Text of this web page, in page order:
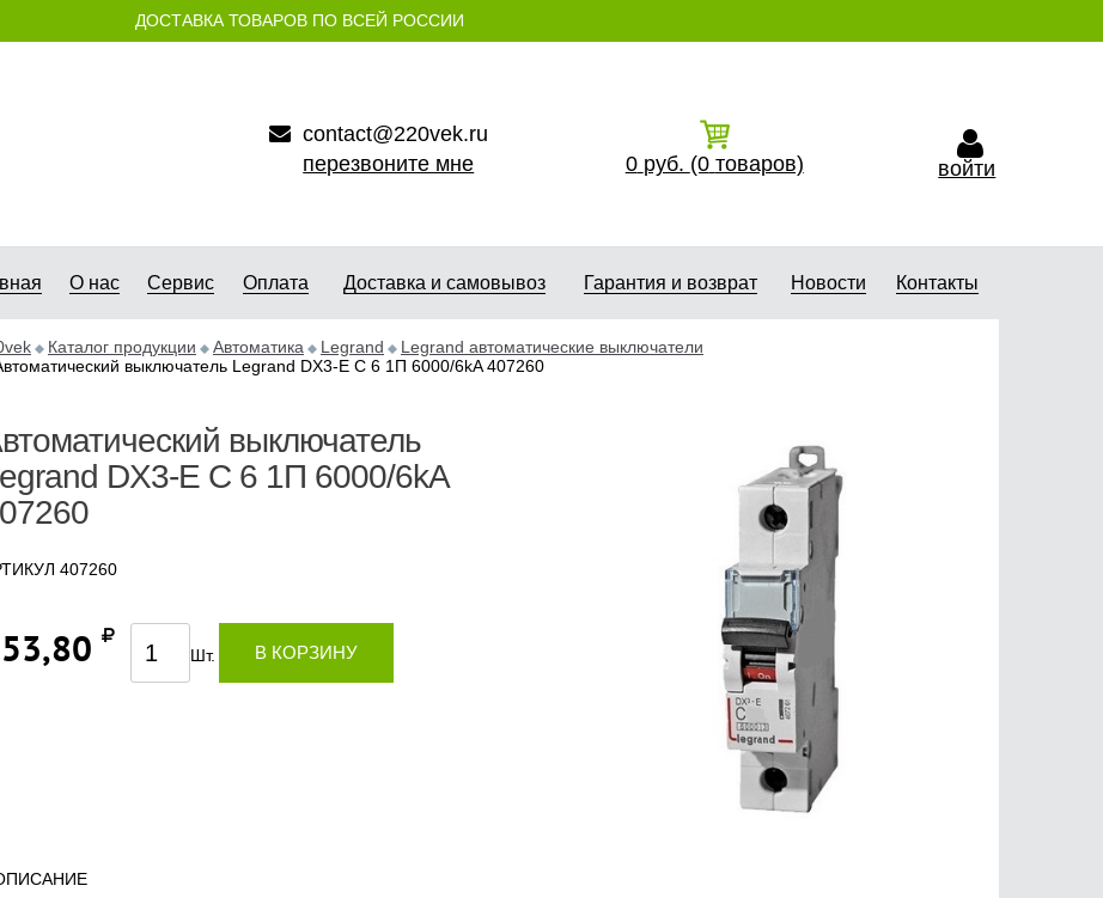
ДОСТАВКА ТОВАРОВ ПО ВСЕЙ РОССИИ
contact@220vek.ru
перезвоните мне
0 руб. (0 товаров) войти
О нас Сервис Оплата Доставка и самовывоз Гарантия и возврат Новости Контакты
Каталог продукции Автоматика Legrand
Legrand автоматические выключатели
выключатель Legrand DX3-E C 6 1П 6000/6kA 407260
выключатель
DX3-E C 6 1П 6000/6kA
407260
Шт. В КОРЗИНУ